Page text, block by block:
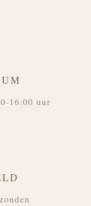
16:00 uur